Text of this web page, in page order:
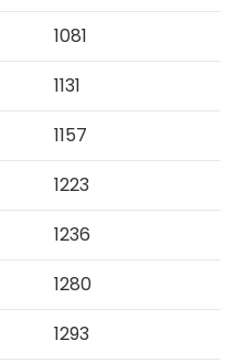
1081
1131
1157
1223
1236
1280
1293